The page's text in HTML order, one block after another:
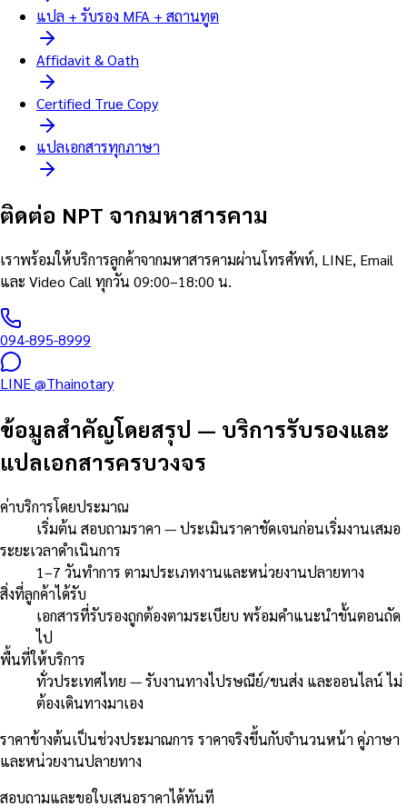
แปล + รับรอง MFA + สถานทูต
Affidavit & Oath
Certified True Copy
แปลเอกสารทุกภาษา
ติดต่อ NPT จากมหาสารคาม
เราพร้อมให้บริการลูกค้าจากมหาสารคามผ่านโทรศัพท์, LINE, Email
และ Video Call ทุกวัน 09:00–18:00 น.
094-895-8999
LINE @Thainotary
ข้อมูลสำคัญโดยสรุป — บริการรับรองและ
แปลเอกสารครบวงจร
ค่าบริการโดยประมาณ
เริ่มต้น สอบถามราคา — ประเมินราคาชัดเจนก่อนเริ่มงานเสมอ
ระยะเวลาดำเนินการ
1–7 วันทำการ ตามประเภทงานและหน่วยงานปลายทาง
สิ่งที่ลูกค้าได้รับ
เอกสารที่รับรองถูกต้องตามระเบียบ พร้อมคำแนะนำขั้นตอนถัด
ไป
พื้นที่ให้บริการ
ทั่วประเทศไทย — รับงานทางไปรษณีย์/ขนส่ง และออนไลน์ ไม่
ต้องเดินทางมาเอง
ราคาข้างต้นเป็นช่วงประมาณการ ราคาจริงขึ้นกับจำนวนหน้า คู่ภาษา
และหน่วยงานปลายทาง
สอบถามและขอใบเสนอราคาได้ทันที